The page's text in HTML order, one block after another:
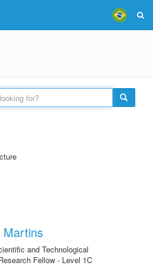
Martins
and Technological
Fellow - Level 1C